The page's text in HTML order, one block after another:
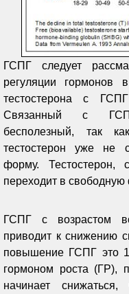
ГСПГ следует
регуляции гормонов
тестостерона с
Связанный с ГСПГ
бесполезный, так
тестостерон уже не
форму. Тестостерон,
переходит в
ГСПГ с возрастом
приводит к снижению
повышение ГСПГ это
гормоном роста (ГР),
начинает